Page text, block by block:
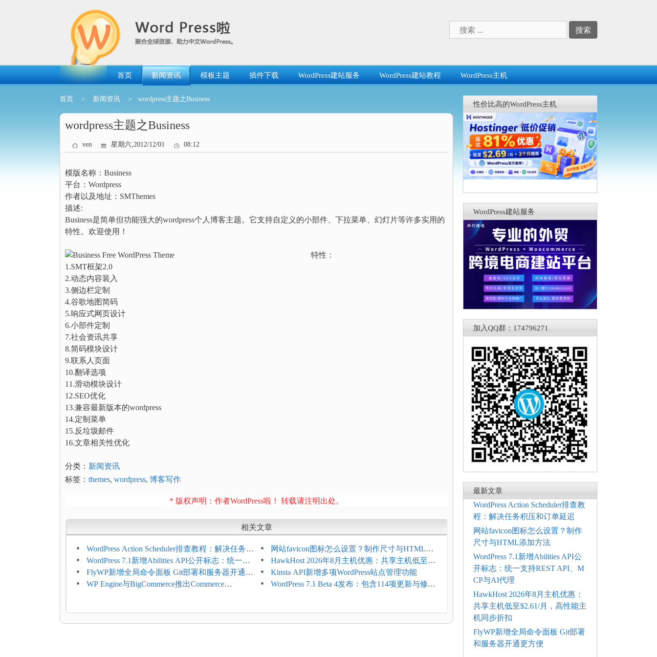
索：
首页 新闻资讯 模板主题 插件下载 WordPress建站服务 WordPress建站教程 WordPress主机
首页 > 新闻资讯 > wordpress主题之Business
wordpress主题之Business
ven 星期六,2012/12/01 08:12
模版名称：Business
平台：Wordpress
作者以及地址：SMThemes
描述:
Business是简单但功能强大的wordpress个人博客主题。它支持自定义的小部件、下拉菜单、幻灯片等许多实用的
特性。欢迎使用！
特性：
1.SMT框架2.0
2.动态内容装入
3.侧边栏定制
4.谷歌地图简码
5.响应式网页设计
6.小部件定制
7.社会资讯共享
8.简码模块设计
9.联系人页面
10.翻译选项
11.滑动模块设计
12.SEO优化
13.兼容最新版本的wordpress
14.定制菜单
15.反垃圾邮件
16.文章相关性优化
分类： 新闻资讯
标签： themes, wordpress, 博客写作
* 版权声明：作者WordPress啦！ 转载请注明出处。
相关文章
WordPress Action Scheduler排查教程：解决任务积
压和订单延迟
网站favicon图标怎么设置？制作尺寸与HTML添
加方法
WordPress 7.1新增Abilities API公开标志：统一支
持REST API、MCP与AI代理
HawkHost 2026年8月主机优惠：共享主机低至
$2.61/月，高性能主机同步折扣
FlyWP新增全局命令面板 Git部署和服务器开通更
方便
Kinsta API新增多项WordPress站点管理功能
WP Engine与BigCommerce推出Commerce
WordPress 7.1 Beta 4发布：包含114项更新与修
性价比高的WordPress主机
WordPress建站服务
加入QQ群：174796271
最新文章
WordPress Action Scheduler排查教
程：解决任务积压和订单延迟
网站favicon图标怎么设置？制作
尺寸与HTML添加方法
WordPress 7.1新增Abilities API公
开标志：统一支持REST API、M
CP与AI代理
HawkHost 2026年8月主机优惠：
共享主机低至$2.61/月，高性能主
机同步折扣
FlyWP新增全局命令面板 Git部署
和服务器开通更方便